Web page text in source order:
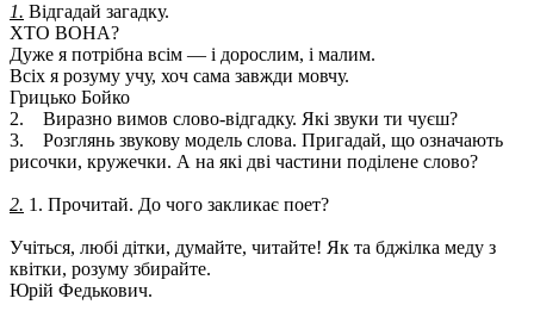
1. Відгадай загадку.
ХТО ВОНА?
Дуже я потрібна всім — і дорослим, і малим.
Всіх я розуму учу, хоч сама завжди мовчу.
Грицько Бойко
2. Виразно вимов слово-відгадку. Які звуки ти чуєш?
3. Розглянь звукову модель слова. Пригадай, що означають
рисочки, кружечки. А на які дві частини поділене слово?
2. 1. Прочитай. До чого закликає поет?
Учіться, любі дітки, думайте, читайте! Як та бджілка меду з
квітки, розуму збирайте.
Юрій Федькович.